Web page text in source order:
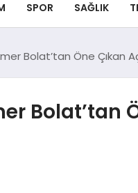
SPOR SAĞLIK
Bolat’tan Öne Çıkan
Bolat’tan